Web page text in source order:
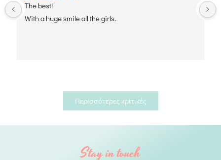
The best!
With a huge smile all the girls.
Περισσότερες κριτικές
Stay in touch